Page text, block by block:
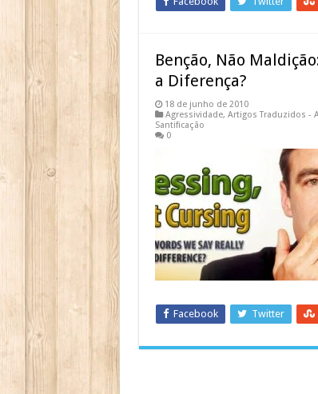
Benção, Não
a Diferença?
18 de junho de 2010
Agressividade, Artigos Traduzidos -
Santificação
0
Facebook Twitter